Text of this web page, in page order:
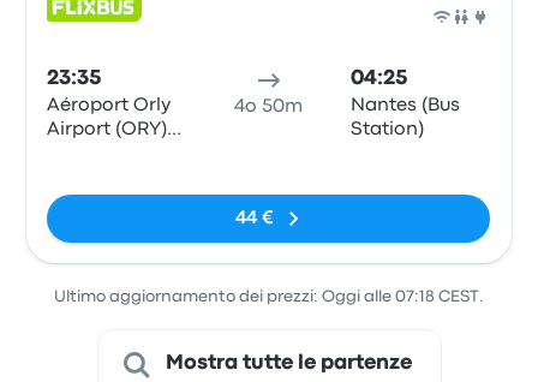
23:35
Aéroport Orly
Airport (ORY)
4o 50m
04:25
Nantes (Bus
Station)
44 €
Ultimo aggiornamento dei prezzi: Oggi alle 07:18 CEST.
Mostra tutte le partenze